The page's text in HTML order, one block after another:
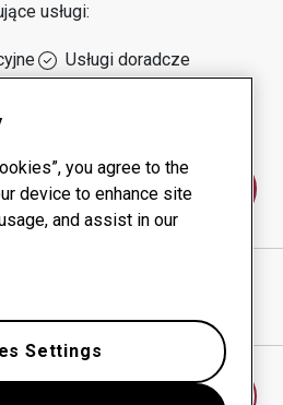
usługi:
Usługi doradcze
się z nami
LLC
you agree to the
device to enhance site
and assist in our
Settings